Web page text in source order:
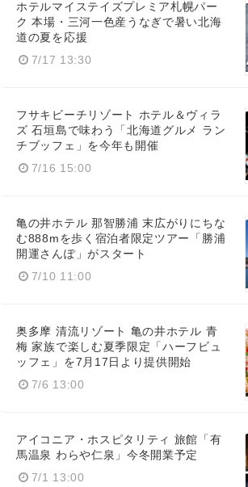
ホテルマイステイズプレミア札幌パー
ク 本場・三河一色産うなぎで暑い北海
道の夏を応援
7/17 13:30
フサキビーチリゾート ホテル＆ヴィラ
ズ 石垣島で味わう「北海道グルメ ラン
チブッフェ」を今年も開催
7/16 15:00
亀の井ホテル 那智勝浦 末広がりにちな
む888mを歩く宿泊者限定ツアー「勝浦
開運さんぽ」がスタート
7/10 11:00
奥多摩 清流リゾート 亀の井ホテル 青
梅 家族で楽しむ夏季限定「ハーフビュ
ッフェ」を7月17日より提供開始
7/6 13:00
アイコニア・ホスピタリティ 旅館「有
馬温泉 わらや仁泉」今冬開業予定
7/1 13:00